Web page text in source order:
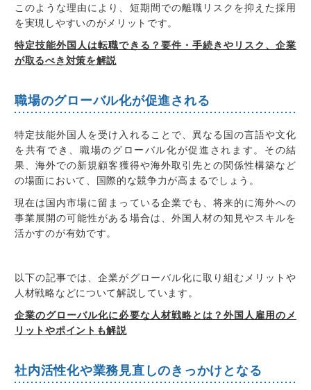
このような理由により、短期間での離職リスクを抑えた採用
を実現しやすいのがメリットです。
特定技能外国人は転職できる？要件・手続きやリスク、企業
が取るべき対策を解説
職場のグローバル化が促進される
特定技能外国人を受け入れることで、 異なる国の言語や文化
を共有でき、職場のグローバル化が促進されます。その結
果、海外での新規顧客獲得や海外取引先との関係性構築など
の場面において、国際的な競争力が高まるでしょう。
現在は国内市場に留まっている企業でも、将来的に海外への
事業展開の可能性がある場合は、外国人材の知見やスキルを
活かすのが有効です。
以下の記事では、企業がグローバル化に取り組むメリットや
人材戦略などについて解説しています。
企業のグローバル化に必要な人材戦略とは？外国人雇用のメ
リットやポイントも解説
社内活性化や業務見直しのきっかけとなる